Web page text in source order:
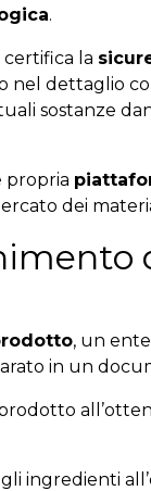
.
la
nel dettaglio
sostanze
propria
dei
, un
in un
ingredienti